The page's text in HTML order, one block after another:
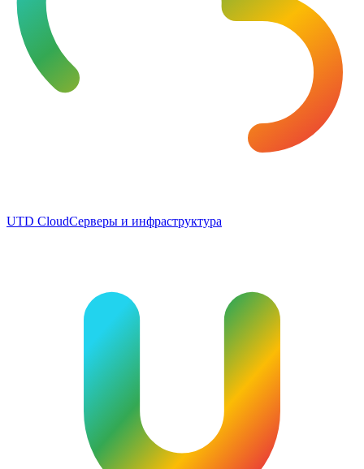
UTD CloudСерверы и инфраструктура